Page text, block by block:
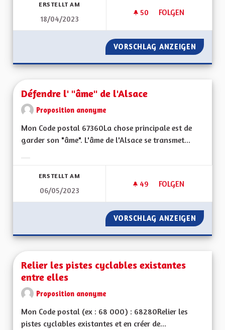
ERSTELLT AM
18/04/2023
50 50 FOLLOWER
FOLGEN
CROISSANCE
VORSCHLAG ANZEIGEN
Défendre l' "âme" de l'Alsace
Proposition anonyme
Mon Code postal 67360La chose principale est de
garder son "âme". L'âme de l'Alsace se transmet...
ERSTELLT AM
06/05/2023
49 49 FOLLOWER
FOLGEN
DÉFENDRE L'
VORSCHLAG ANZEIGEN
Relier les pistes cyclables existantes
entre elles
Proposition anonyme
Mon Code postal (ex : 68 000) : 68280Relier les
pistes cyclables existantes et en créer de...